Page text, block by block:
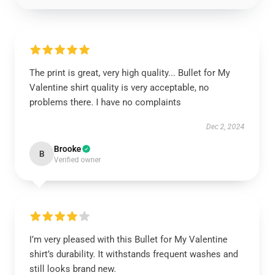
The print is great, very high quality... Bullet for My
Valentine shirt quality is very acceptable, no
problems there. I have no complaints
Dec 2, 2024
B Brooke
Verified owner
I’m very pleased with this Bullet for My Valentine
shirt’s durability. It withstands frequent washes and
still looks brand new.